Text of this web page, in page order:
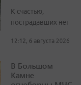
К счастью,
пострадавших нет
12:12, 6 августа 2026
В Большом
Камне